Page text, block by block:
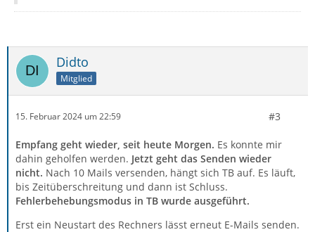
Didto
Mitglied
15. Februar 2024 um 22:59 #3
Empfang geht wieder, seit heute Morgen. Es konnte mir
dahin geholfen werden. Jetzt geht das Senden wieder
nicht. Nach 10 Mails versenden, hängt sich TB auf. Es läuft,
bis Zeitüberschreitung und dann ist Schluss.
Fehlerbehebungsmodus in TB wurde ausgeführt.
Erst ein Neustart des Rechners lässt erneut E-Mails senden.